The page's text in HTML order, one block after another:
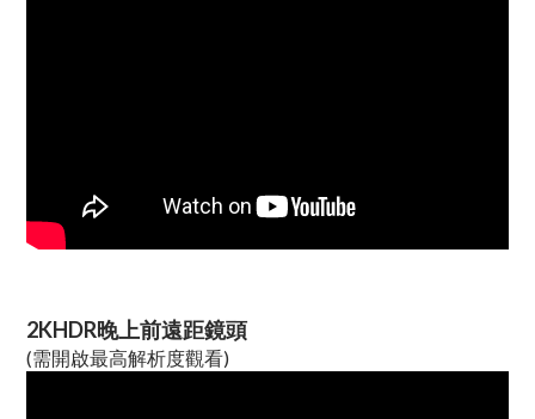
2KHDR晚上前遠距鏡頭
(需開啟最高解析度觀看)